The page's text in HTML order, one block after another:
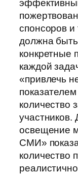
спонсоров и
должна
конкретные
каждой
«привлечь
количество
участников.
освещение
СМИ»
количество